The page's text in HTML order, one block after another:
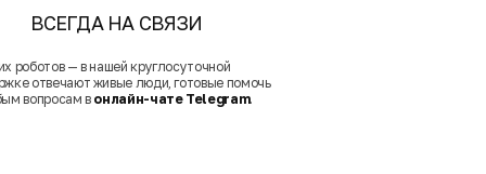
ВСЕГДА НА СВЯЗИ
роботов — в нашей круглосуточной
отвечают живые люди, готовые помочь
вопросам в онлайн-чате Telegram.